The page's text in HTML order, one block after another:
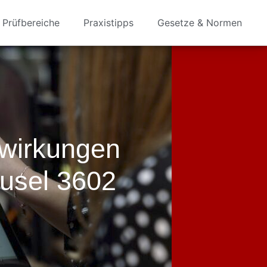
Prüfbereiche Praxistipps Gesetze & Normen
3602